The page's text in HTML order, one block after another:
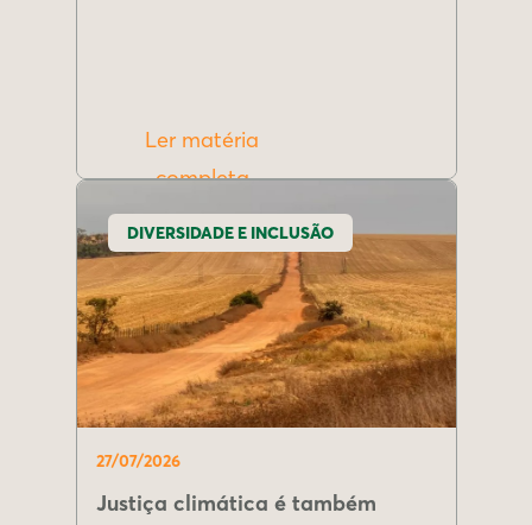
Ler matéria
completa
DIVERSIDADE E INCLUSÃO
27/07/2026
Justiça climática é também